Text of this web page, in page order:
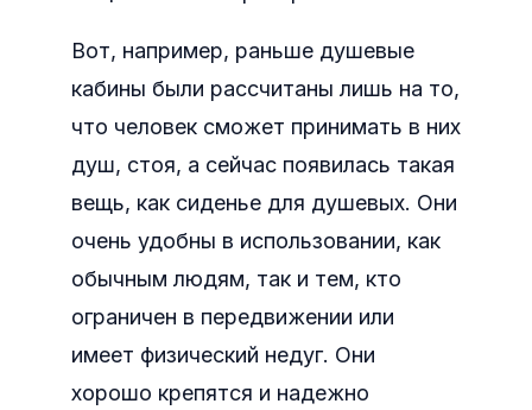
Вот, например, раньше душевые
кабины были рассчитаны лишь на то,
что человек сможет принимать в них
душ, стоя, а сейчас появилась такая
вещь, как сиденье для душевых. Они
очень удобны в использовании, как
обычным людям, так и тем, кто
ограничен в передвижении или
имеет физический недуг. Они
хорошо крепятся и надежно